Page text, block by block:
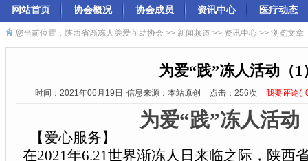
网站首页 协会概况 协会成员 资讯中心 医疗动态
您当前位置： 陕西省渐冻人关爱互助协会 >> 新闻频道 >> 资讯中心 >> 浏览文章
为爱“践”冻人活动（1
时间：2021年06月19日 信息来源：本站原创 点击： 256次 我要评论(
为爱“践”冻人活动
【爱心服务】
在2021年6.21世界渐冻人日来临之际，陕西